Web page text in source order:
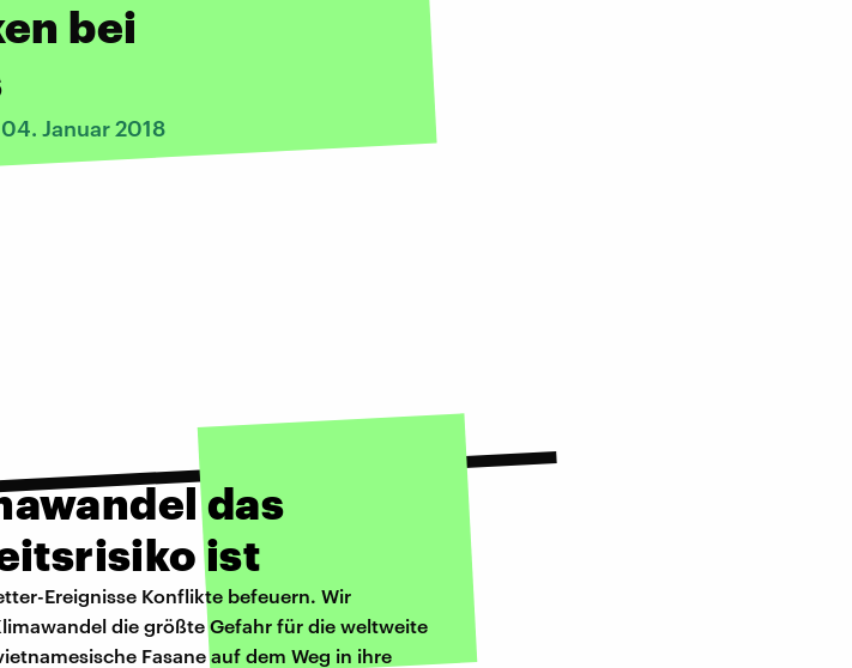
bei
Januar 2018
das
ist
Ereignisse Konflikte befeuern. Wir
die größte Gefahr für die weltweite
Fasane auf dem Weg in ihre